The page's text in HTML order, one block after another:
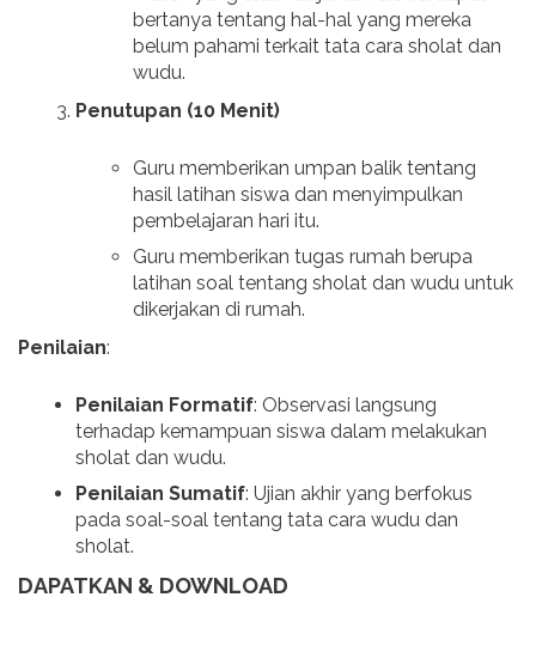
bertanya tentang hal-hal yang mereka
belum pahami terkait tata cara sholat dan
wudu.
Penutupan (10 Menit)
Guru memberikan umpan balik tentang
hasil latihan siswa dan menyimpulkan
pembelajaran hari itu.
Guru memberikan tugas rumah berupa
latihan soal tentang sholat dan wudu untuk
dikerjakan di rumah.
Penilaian:
Penilaian Formatif: Observasi langsung
terhadap kemampuan siswa dalam melakukan
sholat dan wudu.
Penilaian Sumatif: Ujian akhir yang berfokus
pada soal-soal tentang tata cara wudu dan
sholat.
DAPATKAN & DOWNLOAD